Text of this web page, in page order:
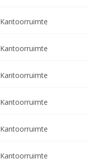
Kantoorruimte
Kantoorruimte
Kantoorruimte
Kantoorruimte
Kantoorruimte
Kantoorruimte